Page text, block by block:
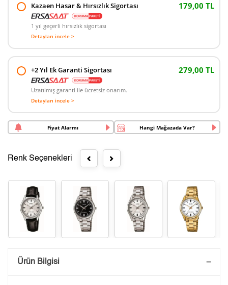
Kazaen Hasar & Hırsızlık Sigortası 179,00 TL
1 yıl geçerli hırsızlık sigortası
Detayları incele >
+2 Yıl Ek Garanti Sigortası 279,00 TL
Uzatılmış garanti ile ücretsiz onarım.
Detayları incele >
Fiyat Alarmı Hangi Mağazada Var?
Renk Seçenekleri
Saatini Kişiselleştir
Ürün Bilgisi